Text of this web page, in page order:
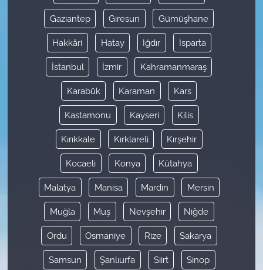
Gaziantep Giresun Gümüşhane
Hakkâri Hatay Iğdır Isparta
İstanbul İzmir Kahramanmaraş
Karabük Karaman Kars
Kastamonu Kayseri Kilis
Kırıkkale Kırklareli Kırşehir
Kocaeli Konya Kütahya
Malatya Manisa Mardin Mersin
Muğla Muş Nevşehir Niğde
Ordu Osmaniye Rize Sakarya
Samsun Şanlıurfa Siirt Sinop